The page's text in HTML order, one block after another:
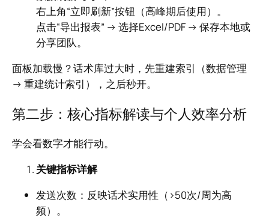
右上角“立即刷新”按钮（高峰期后使用）。
点击“导出报表” → 选择Excel/PDF → 保存本地或
分享团队。
面板加载慢？话术库过大时，先重建索引（数据管理
→ 重建统计索引），之后秒开。
第二步：核心指标解读与个人效率分析
学会看数字才能行动。
关键指标详解
发送次数：反映话术实用性（>50次/周为高
频）。